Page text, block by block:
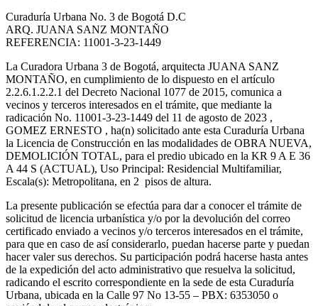
Curaduría Urbana No. 3 de Bogotá D.C
ARQ. JUANA SANZ MONTAÑO
REFERENCIA: 11001-3-23-1449
La Curadora Urbana 3 de Bogotá, arquitecta JUANA SANZ
MONTAÑO, en cumplimiento de lo dispuesto en el artículo
2.2.6.1.2.2.1 del Decreto Nacional 1077 de 2015, comunica a
vecinos y terceros interesados en el trámite, que mediante la
radicación No. 11001-3-23-1449 del 11 de agosto de 2023 ,
GOMEZ ERNESTO , ha(n) solicitado ante esta Curaduría Urbana
la Licencia de Construcción en las modalidades de OBRA NUEVA,
DEMOLICIÓN TOTAL, para el predio ubicado en la KR 9 A E 36
A 44 S (ACTUAL), Uso Principal: Residencial Multifamiliar,
Escala(s): Metropolitana, en 2 pisos de altura.
La presente publicación se efectúa para dar a conocer el trámite de
solicitud de licencia urbanística y/o por la devolución del correo
certificado enviado a vecinos y/o terceros interesados en el trámite,
para que en caso de así considerarlo, puedan hacerse parte y puedan
hacer valer sus derechos. Su participación podrá hacerse hasta antes
de la expedición del acto administrativo que resuelva la solicitud,
radicando el escrito correspondiente en la sede de esta Curaduría
Urbana, ubicada en la Calle 97 No 13-55 – PBX: 6353050 o